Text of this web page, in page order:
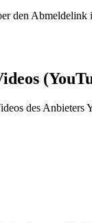
den Abmeldelink
des Anbieters